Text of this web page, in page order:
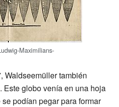
Maximilians-
Waldseemüller también
. Este globo venía en una hoja
podían pegar para formar